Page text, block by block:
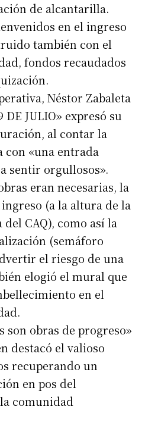
de alcantarilla.
en el ingreso
también con el
fondos recaudados
Néstor Zabaleta
JULIO» expresó su
al contar la
con «una entrada
sentir orgullosos».
eran necesarias, la
(a la altura de la
CAQ), como así la
(semáforo
el riesgo de una
elogió el mural que
en el
son obras de progreso»
destacó el valioso
recuperando un
en pos del
comunidad